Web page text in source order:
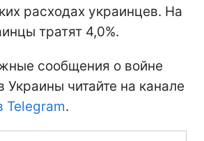
расходах украинцев. На
тратят 4,0%.
сообщения о войне
Украины читайте на канале
Telegram.